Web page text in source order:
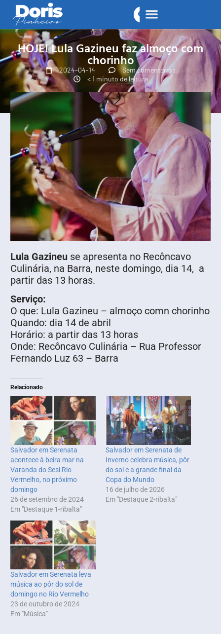
HOJE! Lula Gazineu faz almoço com
chorinho
2024-04-14
Sem comentários
< 1 minuto de leitura
Lula Gazineu se apresenta no Recôncavo
Culinária, na Barra, neste domingo, dia 14, a
partir das 13 horas.
Serviço:
O que: Lula Gazineu – almoço comn chorinho
Quando: dia 14 de abril
Horário: a partir das 13 horas
Onde: Recôncavo Culinária – Rua Professor
Fernando Luz 63 – Barra
Relacionado
Salvador em Serenata
acontece à beira mar na
Varanda do Sesi Rio
Vermelho, no próximo
domingo
26 de setembro de 2024
Em "Destaque 1-ribalta"
Salvador em Serenata de
Inverno celebra música, pôr
do sol e a grande final da
Copa do Mundo
16 de julho de 2026
Em "Destaque 2-ribalta"
Salvador em Serenata leva
música ao pôr do sol de
domingo no Rio Vermelho
23 de outubro de 2024
Em "Música"